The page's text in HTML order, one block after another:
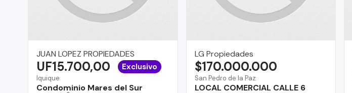
JUAN LOPEZ PROPIEDADES
Iquique
Condominio Mares del Sur
UF15.700,00 Exclusivo
LG Propiedades
San Pedro de la Paz
LOCAL COMERCIAL CALLE 6
$170.000.000